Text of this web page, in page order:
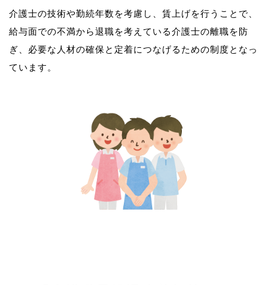
介護士の技術や勤続年数を考慮し、賃上げを行うことで、
給与面での不満から退職を考えている介護士の離職を防
ぎ、必要な人材の確保と定着につなげるための制度となっ
ています。